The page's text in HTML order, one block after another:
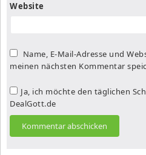
Website
Name, E-Mail-Adresse und
meinen nächsten Kommentar
Ja, ich möchte den täglichen
DealGott.de